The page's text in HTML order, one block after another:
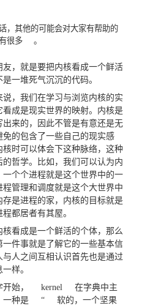
，其他的可能会对大家有帮助的
很多
。
友，就是要把内核看成一个鲜活
一堆死气沉沉的代码。
说，我们在学习与浏览内核的实
看成是现实世界的映射。内核是
出来的，因此不管是有意还是无
免的包含了一些自己的现实感
核时可以体会下这种脉络，这种
的哲学。比如，我们可以认为内
一个个进程就是这个世界中的一
程管理和调度就是这个大世界中
存是进程的家，内核的目标就是
都居者有其屋。
核看成是一个鲜活的个体，那么
一件事就是了解它的一些基本信
与人之间互相认识首先也是通过
样。
开始，
kernel
在字典中主
一种是
“ 软的，一个坚果